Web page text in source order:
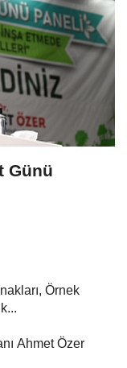
Günü
Örnek
Ahmet Özer